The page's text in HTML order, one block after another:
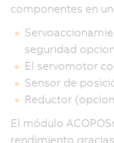
componentes en
seguridad
El servomotor
Sensor de
Reductor
El módulo
rendimiento